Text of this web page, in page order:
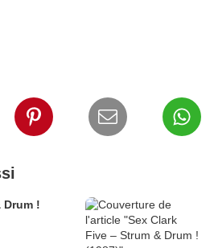
Drum !